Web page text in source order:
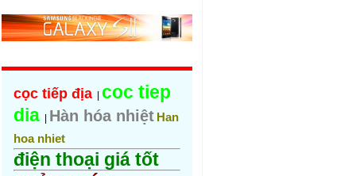
cọc tiếp địa
coc tiep
dia Hàn hóa nhiệt Han
hoa nhiet
điện thoại giá tốt